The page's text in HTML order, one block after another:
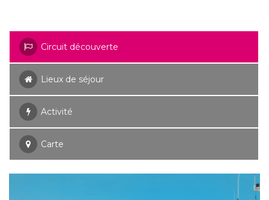
Circuit découverte
Lieux de séjour
Activité
Carte